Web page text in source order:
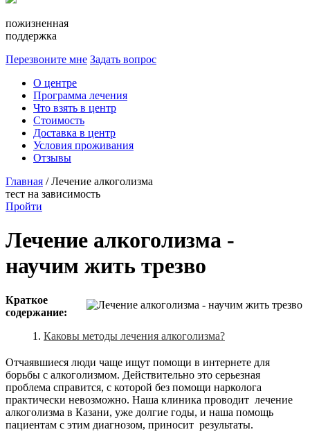
пожизненная
поддержка
Перезвоните мне Задать вопрос
О центре
Программа лечения
Что взять в центр
Стоимость
Доставка в центр
Условия проживания
Отзывы
Главная / Лечение алкоголизма
тест на зависимость
Пройти
Лечение алкоголизма -
научим жить трезво
Краткое
содержание:
Каковы методы лечения алкоголизма?
Отчаявшиеся люди чаще ищут помощи в интернете для
борьбы с алкоголизмом. Действительно это серьезная
проблема справится, с которой без помощи нарколога
практически невозможно. Наша клиника проводит лечение
алкоголизма в Казани, уже долгие годы, и наша помощь
пациентам с этим диагнозом, приносит результаты.